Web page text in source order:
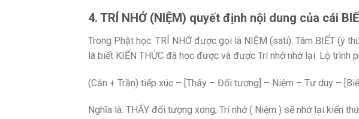
4. TRÍ NHỚ (NIỆM) quyết định nội dung của cái
Trong Phật học: TRÍ NHỚ được gọi là NIỆM (sati). Tâm BIẾT (ý
là biết KIẾN THỨC đã học được và được Trí nhớ nhớ lại. Lộ trình
(Căn + Trần) tiếp xúc – [Thấy – Đối tượng] – Niệm – Tư duy –
Nghĩa là: THẤY đối tượng xong, Trí nhớ ( Niệm ) sẽ nhớ lại kiến